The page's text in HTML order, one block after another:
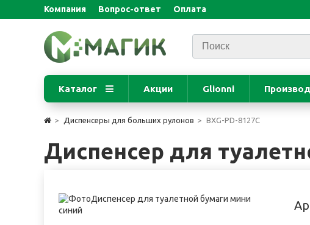
Компания Вопрос-ответ Оплата
Каталог Акции Glionni
Диспенсеры для больших рулонов BXG-PD-8127С
Диспенсер для